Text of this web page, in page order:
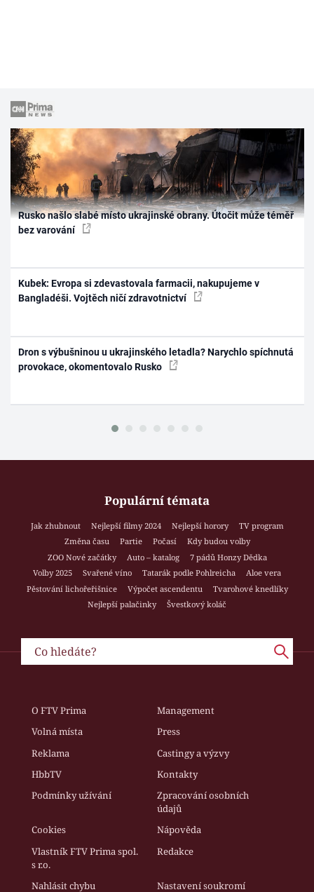
Rusko našlo slabé místo ukrajinské obrany. Útočit může téměř
bez varování
Kubek: Evropa si zdevastovala farmacii, nakupujeme v
Bangladéši. Vojtěch ničí zdravotnictví
Dron s výbušninou u ukrajinského letadla? Narychlo spíchnutá
provokace, okomentovalo Rusko
Populární témata
Jak zhubnout Nejlepší filmy 2024 Nejlepší horory
TV program
Změna času
Partie Počasí
Kdy budou volby
ZOO Nové začátky
Auto – katalog
7 pádů Honzy Dědka
Volby 2025
Svařené víno Tatarák podle Pohlreicha
Aloe vera
Pěstování lichořeřišnice
Výpočet ascendentu
Tvarohové knedlíky
Nejlepší palačinky
Švestkový koláč
O FTV Prima
Management
Volná místa
Press
Reklama
Castingy a výzvy
HbbTV
Kontakty
Podmínky užívání
Zpracování osobních
údajů
Cookies
Nápověda
Vlastník FTV Prima spol.
s r.o.
Redakce
Nahlásit chybu Nastavení soukromí